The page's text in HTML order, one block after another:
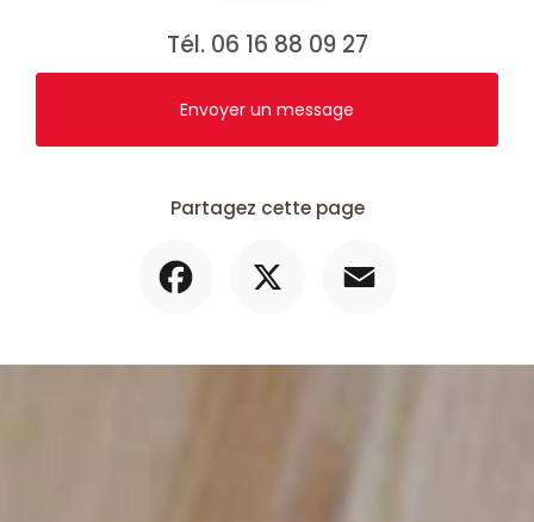
Tél. 06 16 88 09 27
Envoyer un message
Partagez cette page